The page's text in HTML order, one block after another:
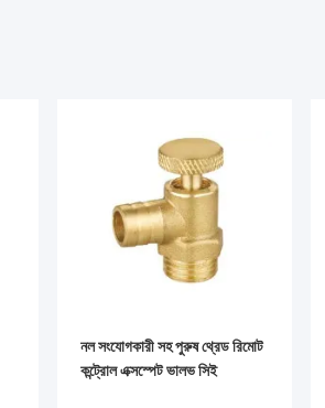
নল সংযোগকারী সহ পুরুষ থ্রেড রিমোট
কন্ট্রোল এক্সস্পেট ভালভ সিই